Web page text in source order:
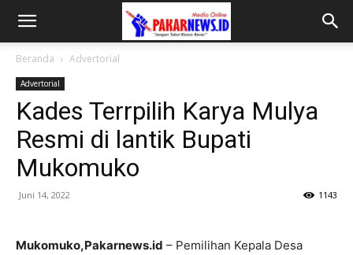
Beranda Advertorial
Advertorial
Kades Terrpilih Karya Mulya
Resmi di lantik Bupati
Mukomuko
Juni 14, 2022 1143
Mukomuko,Pakarnews.id – Pemilihan Kepala Desa